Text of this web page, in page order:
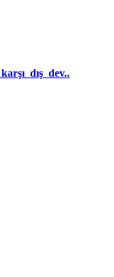
dış dev..